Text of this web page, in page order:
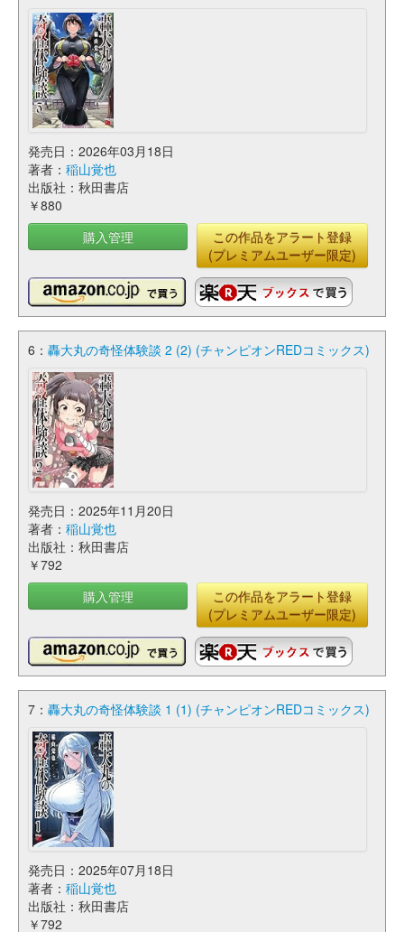
発売日：2026年03月18日
著者： 稲山覚也
出版社：秋田書店
￥880
購入管理
この作品をアラート登録
(プレミアムユーザー限定)
6： 轟大丸の奇怪体験談 2 (2) (チャンピオンREDコミックス)
発売日：2025年11月20日
著者： 稲山覚也
出版社：秋田書店
￥792
購入管理
この作品をアラート登録
(プレミアムユーザー限定)
7： 轟大丸の奇怪体験談 1 (1) (チャンピオンREDコミックス)
発売日：2025年07月18日
著者： 稲山覚也
出版社：秋田書店
￥792